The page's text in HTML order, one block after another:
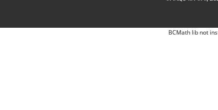
BCMath lib not